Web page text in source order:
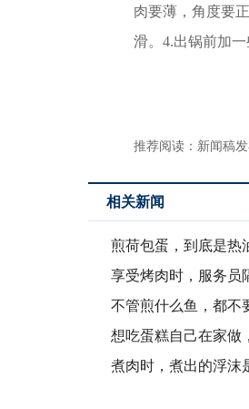
肉要薄，角度要
滑。4.出锅前加
推荐阅读： 新闻稿
相关新闻
煎荷包蛋，到底是热
解决了万
享受烤肉时，服务员
行人秒
不管煎什么鱼，都不
破皮不粘
想吃蛋糕自己在家做
学，松软又
煮肉时，煮出的浮沫